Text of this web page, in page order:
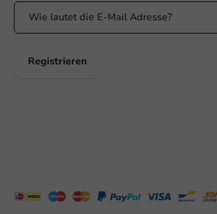
Registrieren